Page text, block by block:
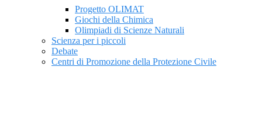
Progetto OLIMAT
Giochi della Chimica
Olimpiadi di Scienze Naturali
Scienza per i piccoli
Debate
Centri di Promozione della Protezione Civile